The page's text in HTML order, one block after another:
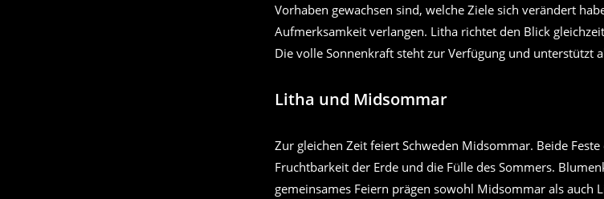
Vorhaben gewachsen sind, welche Ziele sich verändert
Aufmerksamkeit verlangen. Litha richtet den Blick
Die volle Sonnenkraft steht zur Verfügung und unterstützt
Litha und Midsommar
Zur gleichen Zeit feiert Schweden Midsommar. Beide
Fruchtbarkeit der Erde und die Fülle des Sommers.
gemeinsames Feiern prägen sowohl Midsommar als auch